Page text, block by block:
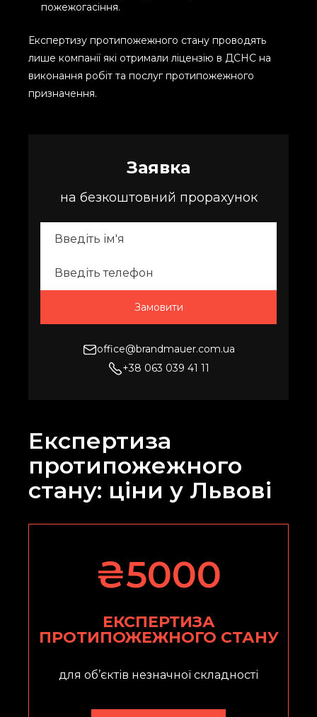
пожежогасіння.
Експертизу протипожежного стану проводять
лише компанії які отримали ліцензію в ДСНС на
виконання робіт та послуг протипожежного
призначення.
Заявка
на безкоштовний прорахунок
office@brandmauer.com.ua
+38 063 039 41 11
Експертиза
протипожежного
стану: ціни у Львові
₴5000
ЕКСПЕРТИЗА
ПРОТИПОЖЕЖНОГО СТАНУ
для об’єктів незначної складності